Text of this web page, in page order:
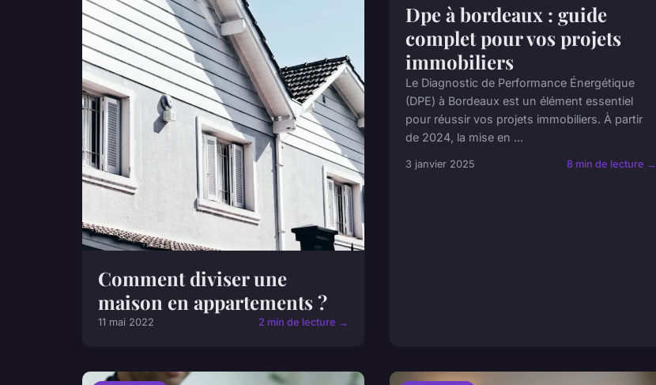
Comment diviser une
maison en appartements ?
11 mai 2022 2 min de lecture →
Dpe à bordeaux : guide
complet pour vos projets
immobiliers
Le Diagnostic de Performance Énergétique
(DPE) à Bordeaux est un élément essentiel
pour réussir vos projets immobiliers. À partir
de 2024, la mise en ...
3 janvier 2025 8 min de lecture →